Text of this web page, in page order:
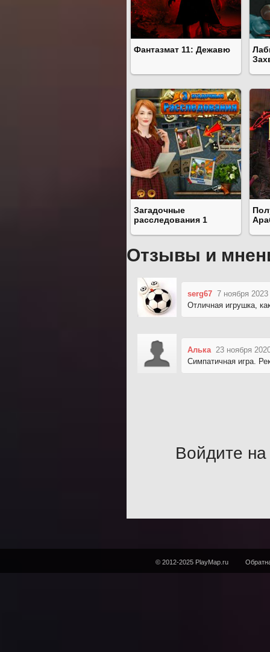
Фантазмат 11: Дежавю
Загадочные
расследования 1
Отзывы и
serg67 7 ноября
Отличная игрушка,
Алька 23 ноября
Симпатичная игра.
Войдите на
© 2012-2025 PlayMap.ru